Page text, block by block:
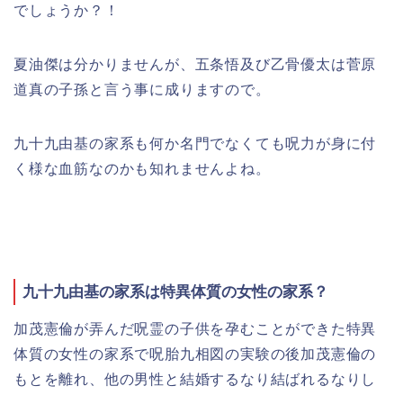
でしょうか？！
夏油傑は分かりませんが、五条悟及び乙骨優太は菅原
道真の子孫と言う事に成りますので。
九十九由基の家系も何か名門でなくても呪力が身に付
く様な血筋なのかも知れませんよね。
九十九由基の家系は特異体質の女性の家系？
加茂憲倫が弄んだ呪霊の子供を孕むことができた特異
体質の女性の家系で呪胎九相図の実験の後加茂憲倫の
もとを離れ、他の男性と結婚するなり結ばれるなりし